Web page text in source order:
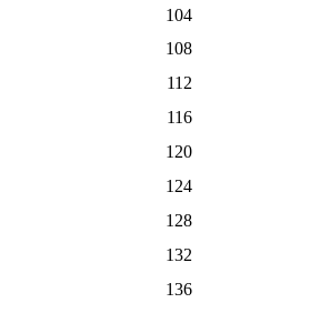
104
108
112
116
120
124
128
132
136